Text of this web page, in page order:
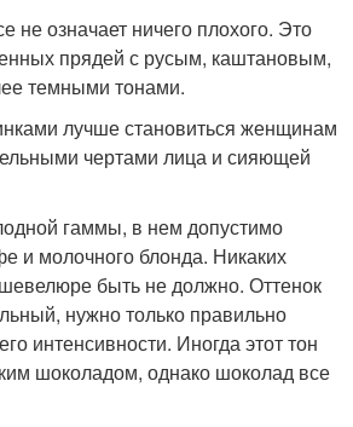
не означает ничего плохого. Это
прядей с русым, каштановым,
темными тонами.
лучше становиться женщинам
чертами лица и сияющей
гаммы, в нем допустимо
и молочного блонда. Никаких
быть не должно. Оттенок
нужно только правильно
интенсивности. Иногда этот тон
шоколадом, однако шоколад все